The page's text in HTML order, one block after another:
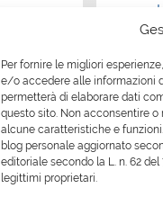
Per fornire le migliori
e/o accedere alle informazioni
permetterà di elaborare dati
questo sito. Non acconsentire
alcune caratteristiche e
blog personale aggiornato
editoriale secondo la L. n. 62
legittimi proprietari.
sport
Tech
travel
web
web